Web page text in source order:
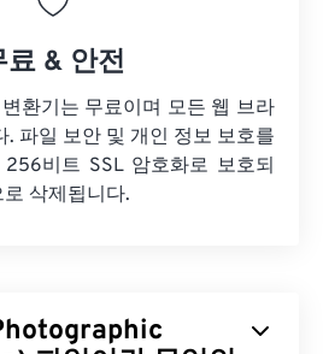
료 & 안전
환기는 무료이며 모든 웹 브라
. 파일 보안 및 개인 정보 보호를
비트 SSL 암호화로 보호되
삭제됩니다.